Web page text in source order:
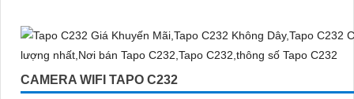
CAMERA WIFI TAPO C232